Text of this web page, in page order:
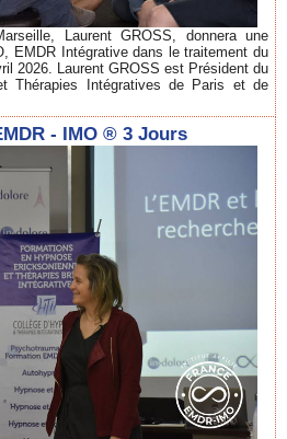
Laurent GROSS, donnera une
EMDR Intégrative dans le traitement du
2026. Laurent GROSS est Président du
Thérapies Intégratives de Paris et de
- IMO ® 3 Jours